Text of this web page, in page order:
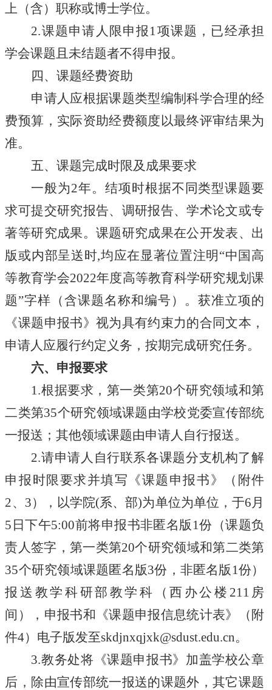
上（含）职称或博士学位。
2.课题申请人限申报1项课题，已经承担
学会课题且未结题者不得申报。
四、课题经费资助
申请人应根据课题类型编制科学合理的经
费预算，实际资助经费额度以最终评审结果为
准。
五、课题完成时限及成果要求
一般为2年。结项时根据不同类型课题要
求可提交研究报告、调研报告、学术论文或专
著等研究成果。课题研究成果在公开发表、出
版或内部呈送时,均应在显著位置注明“中国高
等教育学会2022年度高等教育科学研究规划课
题”字样（含课题名称和编号）。获准立项的
《课题申报书》视为具有约束力的合同文本，
申请人应履行约定义务，按期完成研究任务。
六、申报要求
1.根据要求，第一类第20个研究领域和第
二类第35个研究领域课题由学校党委宣传部统
一报送；其他领域课题由申请人自行报送。
2.请申请人自行联系各课题分支机构了解
申报时限要求并填写《课题申报书》（附件
2、3），以学院(系、部)为单位为单位，于6月
5 日下午5:00前将申报书非匿名版1份（课题负
责人签字，第一类第20个研究领域和第二类第
35个研究领域课题匿名版3份，非匿名版1份）
报送 教学科研部 教学科（西办公楼 21 1 房
间），申报书和《课题申报信息统计表》（附
件4）电子版发至skdjnxqjxk@sdust.edu.cn。
3.教务处将《课题申报书》加盖学校公章
后，除由宣传部统一报送的课题外，其它课题